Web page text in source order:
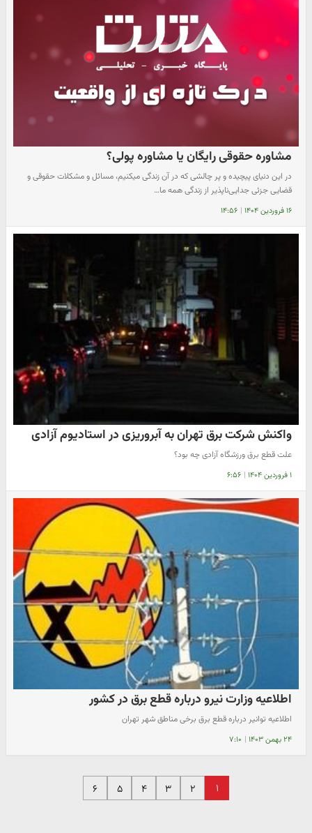
مشاوره حقوقی رایگان یا مشاوره پولی؟
در این دنیای پیچیده و پر چالشی که در آن زندگی میکنیم، مسائل و مشکلات حقوقی و
قضایی جزئی جدایی‌ناپذیر از زندگی همه ما…
۱۶ فروردین ۱۴۰۴ | ۱۴:۵۶
واکنش شرکت برق تهران به آبروریزی در استادیوم آزادی
علت قطع برق ورزشگاه آزادی چه بود؟
۱ فروردین ۱۴۰۴ | ۶:۵۶
اطلاعیه وزارت نیرو درباره قطع برق در کشور
اطلاعیه توانیر درباره قطع برق برخی مناطق شهر تهران
۲۴ بهمن ۱۴۰۳ | ۷:۱۰
۱ ۲ ۳ ۴ ۵ ۶